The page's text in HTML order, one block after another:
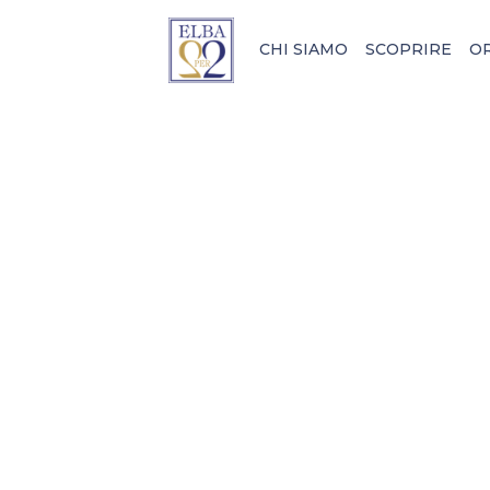
CHI SIAMO SCOPRIRE